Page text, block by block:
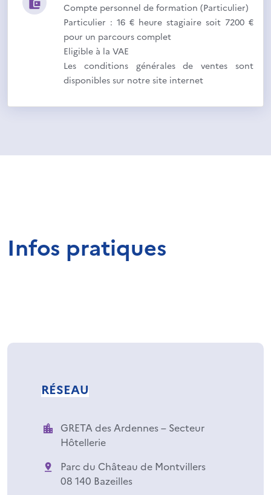
Compte personnel de formation (Particulier)
Particulier : 16 € heure stagiaire soit 7200 €
pour un parcours complet
Eligible à la VAE
Les conditions générales de ventes sont
disponibles sur notre site internet
Infos pratiques
RÉSEAU
GRETA des Ardennes – Secteur
Hôtellerie
Parc du Château de Montvillers
08 140 Bazeilles